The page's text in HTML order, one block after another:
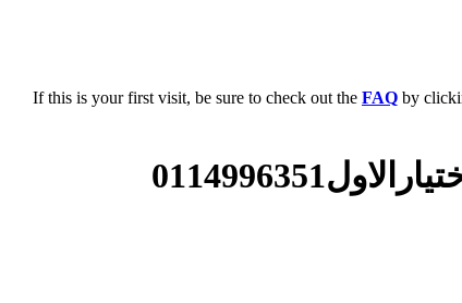
If this is your first visit, be sure to check out the FAQ by